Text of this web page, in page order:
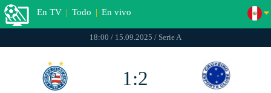
En TV | Todo | En vivo
18:00 / 15.09.2025 / Serie A
1:2